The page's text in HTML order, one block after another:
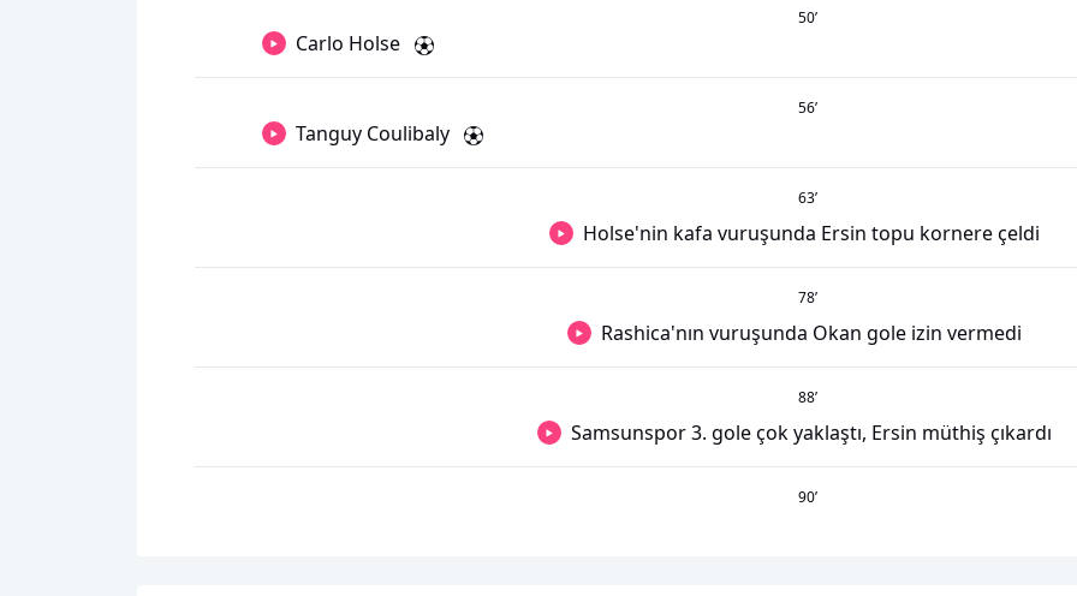
50’
Carlo Holse
56’
Tanguy Coulibaly
63’
Holse'nin kafa vuruşunda Ersin topu kornere çeldi
78’
Rashica'nın vuruşunda Okan gole izin vermedi
88’
Samsunspor 3. gole çok yaklaştı, Ersin müthiş çıkardı
90’